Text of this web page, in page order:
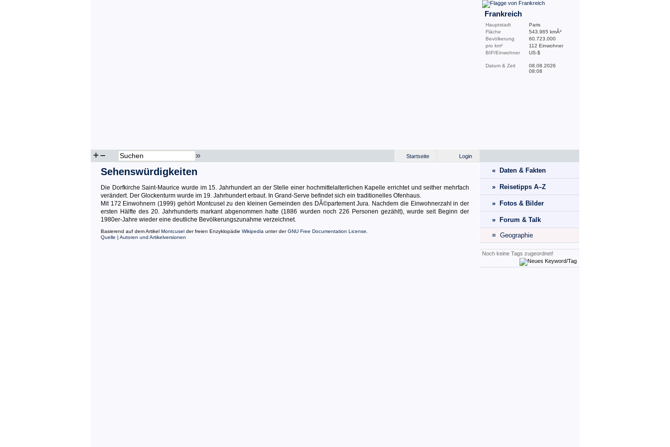
Frankreich
Hauptstadt
Paris
Fläche
543.965 kmÂ²
Bevölkerung
60.723.000
pro km²
112 Einwohner
BIP/Einwohner
US-$
Datum & Zeit
08.08.2026
08:08
+– » Login
Startseite
Sehenswürdigkeiten
Die Dorfkirche Saint-Maurice wurde im 15. Jahrhundert an der Stelle einer hochmittelalterlichen Kapelle errichtet und seither mehrfach
verändert. Der Glockenturm wurde im 19. Jahrhundert erbaut. In Grand-Serve befindet sich ein traditionelles Ofenhaus.
Mit 172 Einwohnern (1999) gehört Montcusel zu den kleinen Gemeinden des DÃ©partement Jura. Nachdem die Einwohnerzahl in der
ersten Hälfte des 20. Jahrhunderts markant abgenommen hatte (1886 wurden noch 226 Personen gezählt), wurde seit Beginn der
1980er-Jahre wieder eine deutliche Bevölkerungszunahme verzeichnet.
Basierend auf dem Artikel Montcusel der freien Enzyklopädie Wikipedia unter derGNU Free Documentation License
Quelle | Autoren und Artikelversionen
« Daten & Fakten
» Reisetipps A–Z
» Fotos & Bilder
» Forum & Talk
≡ Geographie
Noch keine Tags zugeordnet!